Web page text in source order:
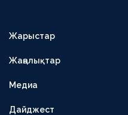
Жарыстар
1XBET БІРІНШІ ЛИГА
OLIMPBET КУБОК
ЕКІНШІ ЛИГА
Жаңалықтар
Медиа
Дайджест